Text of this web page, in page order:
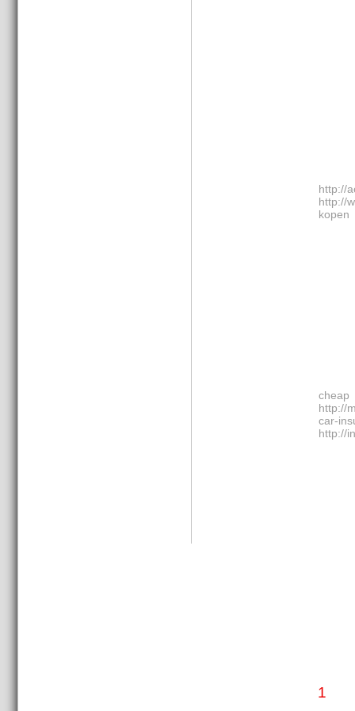
http://
http://
kopen
http://
car-
http://
1